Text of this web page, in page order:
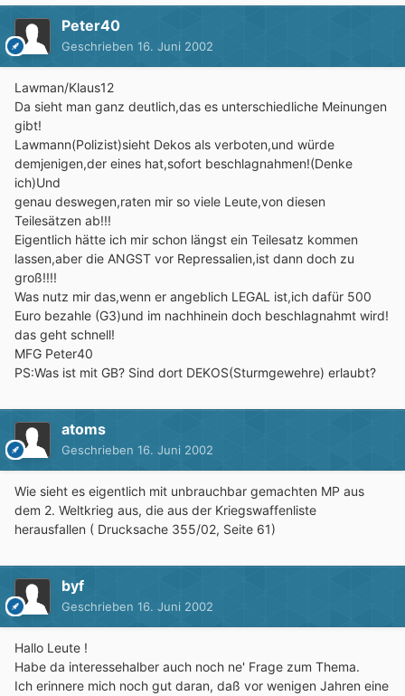
Peter40
Geschrieben 16. Juni 2002
Lawman/Klaus12
Da sieht man ganz deutlich,das es unterschiedliche Meinungen
gibt!
Lawmann(Polizist)sieht Dekos als verboten,und würde
demjenigen,der eines hat,sofort beschlagnahmen!(Denke
ich)Und
genau deswegen,raten mir so viele Leute,von diesen
Teilesätzen ab!!!
Eigentlich hätte ich mir schon längst ein Teilesatz kommen
lassen,aber die ANGST vor Repressalien,ist dann doch zu
groß!!!!
Was nutz mir das,wenn er angeblich LEGAL ist,ich dafür 500
Euro bezahle (G3)und im nachhinein doch beschlagnahmt wird!
das geht schnell!
MFG Peter40
PS:Was ist mit GB? Sind dort DEKOS(Sturmgewehre) erlaubt?
atoms
Geschrieben 16. Juni 2002
Wie sieht es eigentlich mit unbrauchbar gemachten MP aus
dem 2. Weltkrieg aus, die aus der Kriegswaffenliste
herausfallen ( Drucksache 355/02, Seite 61)
byf
Geschrieben 16. Juni 2002
Hallo Leute !
Habe da interessehalber auch noch ne' Frage zum Thema.
Ich erinnere mich noch gut daran, daß vor wenigen Jahren eine